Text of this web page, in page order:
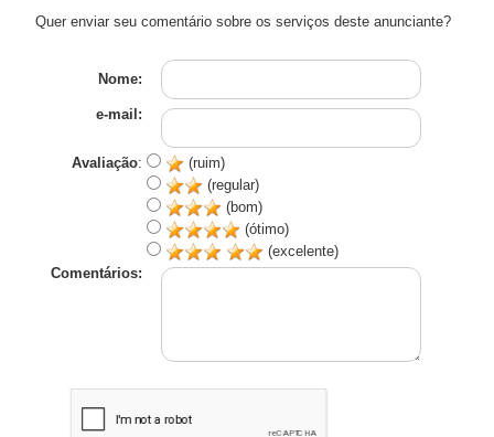
Quer enviar seu comentário sobre os serviços deste anunciante?
Nome:
e-mail:
Avaliação:
(ruim)
(regular)
(bom)
(ótimo)
(excelente)
Comentários: